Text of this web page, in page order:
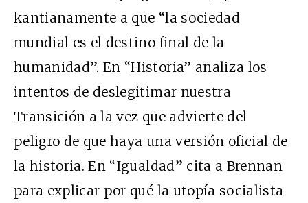
kantianamente a que “la sociedad
mundial es el destino final de la
humanidad”. En “Historia” analiza los
intentos de deslegitimar nuestra
Transición a la vez que advierte del
peligro de que haya una versión oficial de
la historia. En “Igualdad” cita a Brennan
para explicar por qué la utopía socialista